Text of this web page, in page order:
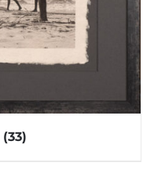
(33)